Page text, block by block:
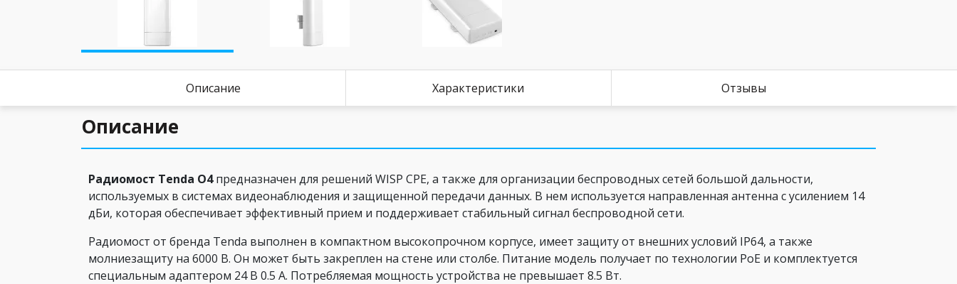
Описание Характеристики Отзывы
Описание
Радиомост Tenda O4предназначен для решений WISP CPE, а также для организации беспроводных сетей большой дальности,
используемых в системах видеонаблюдения и защищенной передачи данных. В нем используется направленная антенна с усилением 14
дБи, которая обеспечивает эффективный прием и поддерживает стабильный сигнал беспроводной сети.
Радиомост от бренда Tenda выполнен в компактном высокопрочном корпусе, имеет защиту от внешних условий IP64, а также
молниезащиту на 6000 В. Он может быть закреплен на стене или столбе. Питание модель получает по технологии PoE и комплектуется
специальным адаптером 24 В 0.5 А. Потребляемая мощность устройства не превышает 8.5 Вт.